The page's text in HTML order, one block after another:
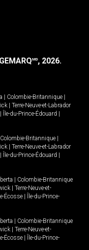
MD, 2026.
| Colombie-Britannique |
| Terre-Neuve-et-Labrador
| Île-du-Prince-Édouard |
Colombie-Britannique |
| Terre-Neuve-et-Labrador
| Île-du-Prince-Édouard |
| Colombie-Britannique
| Terre-Neuve-et-
Écosse | Île-du-Prince-
| Colombie-Britannique
| Terre-Neuve-et-
Écosse | Île-du-Prince-